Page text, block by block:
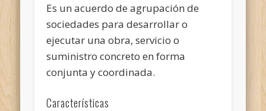
Es un acuerdo de agrupación de
sociedades para desarrollar o
ejecutar una obra, servicio o
suministro concreto en forma
conjunta y coordinada.
Características